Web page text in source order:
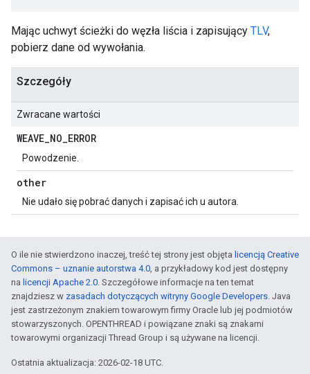
Mając uchwyt ścieżki do węzła liścia i zapisujący TLV,
pobierz dane od wywołania.
Szczegóły
Zwracane wartości
WEAVE_NO_ERROR
Powodzenie.
other
Nie udało się pobrać danych i zapisać ich u autora.
O ile nie stwierdzono inaczej, treść tej strony jest objęta licencją Creative
Commons – uznanie autorstwa 4.0, a przykładowy kod jest dostępny
na licencji Apache 2.0. Szczegółowe informacje na ten temat
znajdziesz w zasadach dotyczących witryny Google Developers. Java
jest zastrzeżonym znakiem towarowym firmy Oracle lub jej podmiotów
stowarzyszonych. OPENTHREAD i powiązane znaki są znakami
towarowymi organizacji Thread Group i są używane na licencji.
Ostatnia aktualizacja: 2026-02-18 UTC.